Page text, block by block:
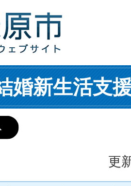
婚新生活支
更